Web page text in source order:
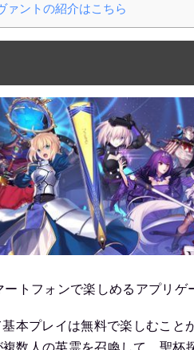
ァントの紹介はこちら
トフォンで楽しめるアプリゲ
本プレイは無料で楽しむこと
数人の英霊を召喚して、聖杯